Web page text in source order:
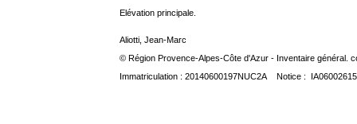
Elévation principale.
Aliotti, Jean-Marc
© Région Provence-Alpes-Côte d'Azur - Inventaire général.
Immatriculation : 20140600197NUC2A Notice : IA06002615